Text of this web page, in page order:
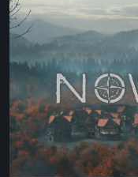
–
Horror
e
mistero
nelle
Foreste
dell’Ambra